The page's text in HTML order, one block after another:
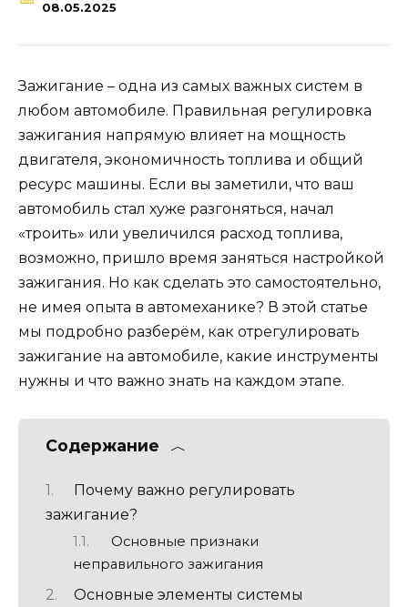
08.05.2025
Зажигание – одна из самых важных систем в
любом автомобиле. Правильная регулировка
зажигания напрямую влияет на мощность
двигателя, экономичность топлива и общий
ресурс машины. Если вы заметили, что ваш
автомобиль стал хуже разгоняться, начал
«троить» или увеличился расход топлива,
возможно, пришло время заняться настройкой
зажигания. Но как сделать это самостоятельно,
не имея опыта в автомеханике? В этой статье
мы подробно разберём, как отрегулировать
зажигание на автомобиле, какие инструменты
нужны и что важно знать на каждом этапе.
Содержание
Почему важно регулировать
зажигание?
Основные признаки
неправильного зажигания
Основные элементы системы